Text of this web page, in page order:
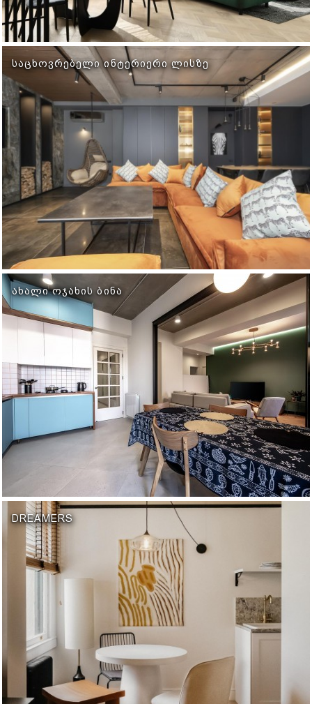
ᲡᲐᲪᲮᲝᲕᲠᲔᲑᲔᲚᲘ ᲘᲜᲢᲔᲠᲘᲔᲠᲘ ᲚᲘᲡᲖᲔ
ᲐᲮᲐᲚᲘ ᲝᲯᲐᲮᲘᲡ ᲑᲘᲜᲐ
DREAMERS